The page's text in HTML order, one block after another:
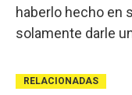
haberlo hecho en
solamente darle
RELACIONADAS